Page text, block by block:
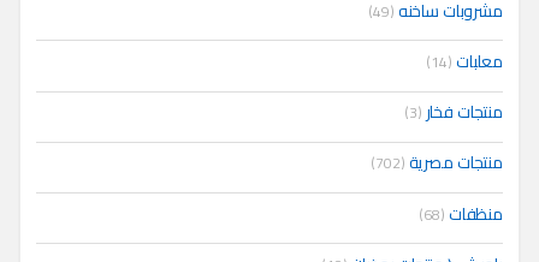
مشروبات ساخنه(49)
معلبات(14)
منتجات فخار (3)
منتجات مصرية(702)
منظفات(68)